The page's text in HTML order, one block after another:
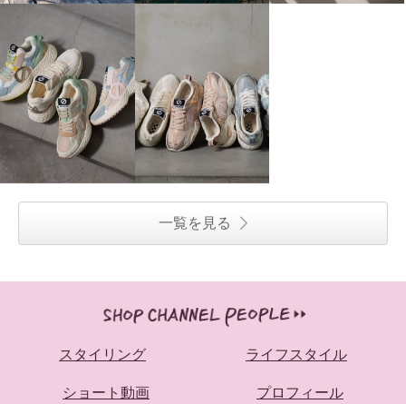
一覧を見る
スタイリング ライフスタイル
ショート動画 プロフィール